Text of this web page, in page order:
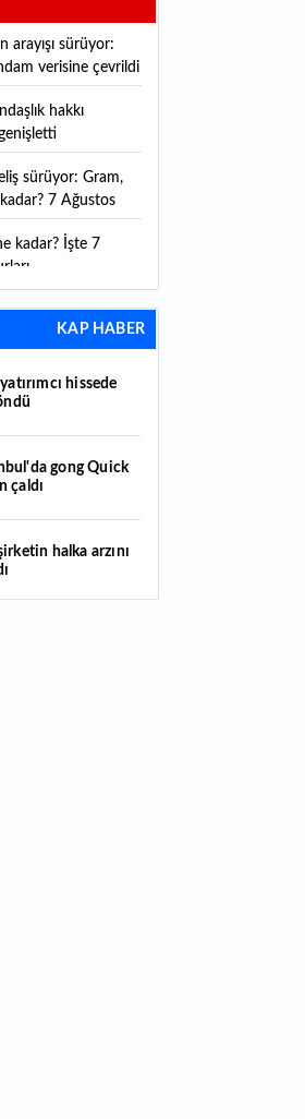
verisine çevrildi
7 Ağustos
beklentileri aştı
KAP HABER
hissede
gong Quick
çaldı
halka arzını